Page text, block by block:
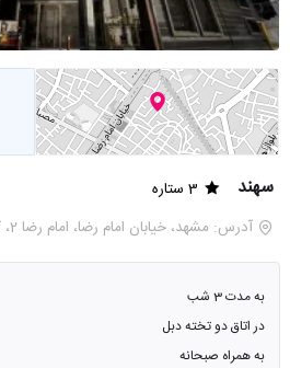
سهند
3 ستاره
آدرس: مشهد، خیابان امام رضا، امام رضا 2، کوچه کربلا
به مدت 3 شب
در اتاق دو تخته دبل
به همراه صبحانه